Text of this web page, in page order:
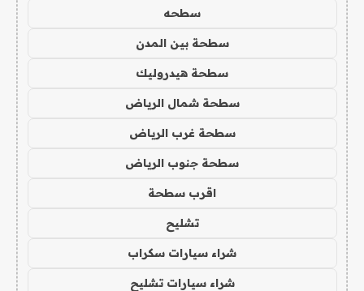
سطحه
سطحة بين المدن
سطحة هيدروليك
سطحة شمال الرياض
سطحة غرب الرياض
سطحة جنوب الرياض
اقرب سطحة
تشليح
شراء سيارات سكراب
شراء سيارات تشليح